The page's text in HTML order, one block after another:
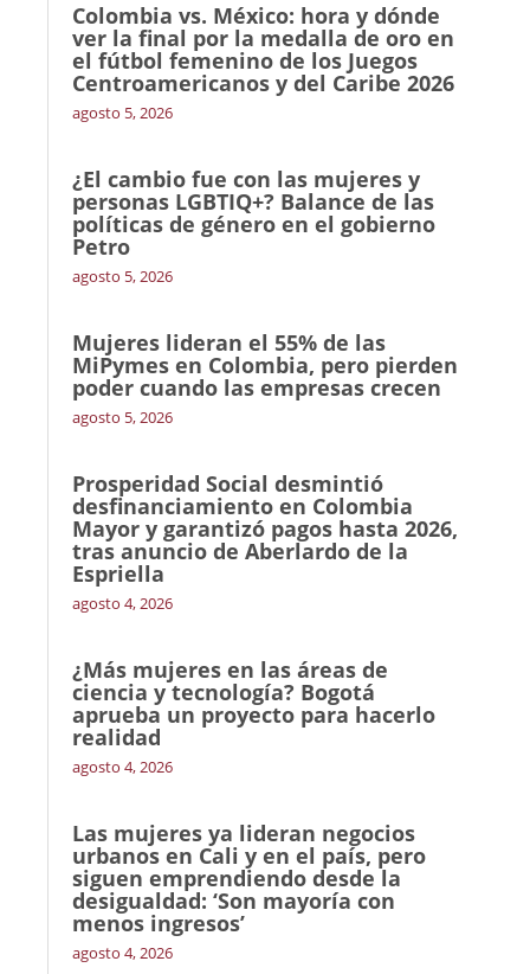
Colombia vs. México: hora y dónde
ver la final por la medalla de oro en
el fútbol femenino de los Juegos
Centroamericanos y del Caribe 2026
agosto 5, 2026
¿El cambio fue con las mujeres y
personas LGBTIQ+? Balance de las
políticas de género en el gobierno
Petro
agosto 5, 2026
Mujeres lideran el 55% de las
MiPymes en Colombia, pero pierden
poder cuando las empresas crecen
agosto 5, 2026
Prosperidad Social desmintió
desfinanciamiento en Colombia
Mayor y garantizó pagos hasta 2026,
tras anuncio de Aberlardo de la
Espriella
agosto 4, 2026
¿Más mujeres en las áreas de
ciencia y tecnología? Bogotá
aprueba un proyecto para hacerlo
realidad
agosto 4, 2026
Las mujeres ya lideran negocios
urbanos en Cali y en el país, pero
siguen emprendiendo desde la
desigualdad: ‘Son mayoría con
menos ingresos’
agosto 4, 2026